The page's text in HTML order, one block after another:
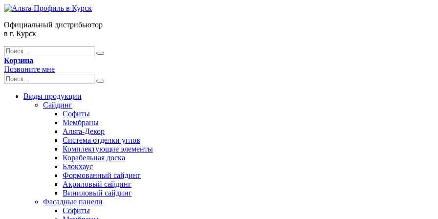
Официальный дистрибьютор
в г. Курск
Корзина
Позвоните мне
Виды продукции
Сайдинг
Софиты
Мембраны
Альта-Декор
Система отделки углов
Комплектующие элементы
Корабельная доска
Блокхаус
Формованный сайдинг
Акриловый сайдинг
Виниловый сайдинг
Фасадные панели
Софиты